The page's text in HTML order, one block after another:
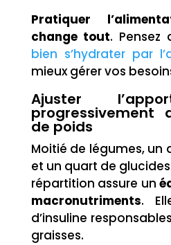
Pratiquer
change tout. Pensez
bien s’hydrater par
mieux gérer vos
Ajuster
progressivement
de poids
Moitié de légumes, un
et un quart de
répartition assure un
macronutriments.
d’insuline
graisses.